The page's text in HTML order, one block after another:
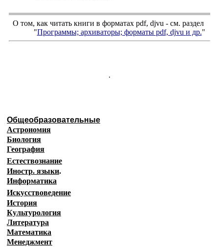
О том, как читать книги в форматах pdf, djvu - см. раздел
"Программы; архиваторы; форматы pdf, djvu и др."
.
Общеобразовательные
Астрономия
Биология
География
Естествознание
Иностр. языки.
Информатика
Искусствоведение
История
Культурология
Литература
Математика
Менеджмент